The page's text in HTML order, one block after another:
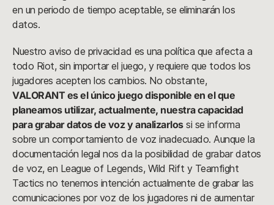
en un periodo de tiempo aceptable, se eliminarán los
datos.
Nuestro aviso de privacidad es una política que afecta a
todo Riot, sin importar el juego, y requiere que todos los
jugadores acepten los cambios. No obstante,
VALORANT es el único juego disponible en el que
planeamos utilizar, actualmente, nuestra capacidad
para grabar datos de voz y analizarlossi se informa
sobre un comportamiento de voz inadecuado. Aunque la
documentación legal nos da la posibilidad de grabar datos
de voz, en League of Legends, Wild Rift y Teamfight
Tactics no tenemos intención actualmente de grabar las
comunicaciones por voz de los jugadores ni de aumentar